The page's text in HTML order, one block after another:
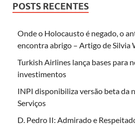
POSTS RECENTES
Onde o Holocausto é negado, o
encontra abrigo – Artigo de Silvia
Turkish Airlines lança bases para
investimentos
INPI disponibiliza versão beta da
Serviços
D. Pedro II: Admirado e